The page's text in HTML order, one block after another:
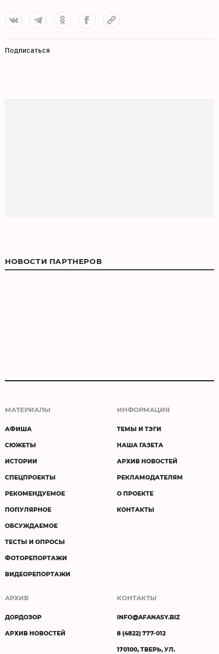
Подписаться
НОВОСТИ ПАРТНЕРОВ
МАТЕРИАЛЫ
АФИША
СЮЖЕТЫ
ИСТОРИИ
СПЕЦПРОЕКТЫ
РЕКОМЕНДУЕМОЕ
ПОПУЛЯРНОЕ
ОБСУЖДАЕМОЕ
ТЕСТЫ И ОПРОСЫ
ФОТОРЕПОРТАЖИ
ВИДЕОРЕПОРТАЖИ
ИНФОРМАЦИЯ
ТЕМЫ И ТЭГИ
НАША ГАЗЕТА
АРХИВ НОВОСТЕЙ
РЕКЛАМОДАТЕЛЯМ
О ПРОЕКТЕ
КОНТАКТЫ
АРХИВ
ДОРДОЗОР
АРХИВ НОВОСТЕЙ
КОНТАКТЫ
INFO@AFANASY.BIZ
8 (4822) 777-012
170100, ТВЕРЬ, УЛ.